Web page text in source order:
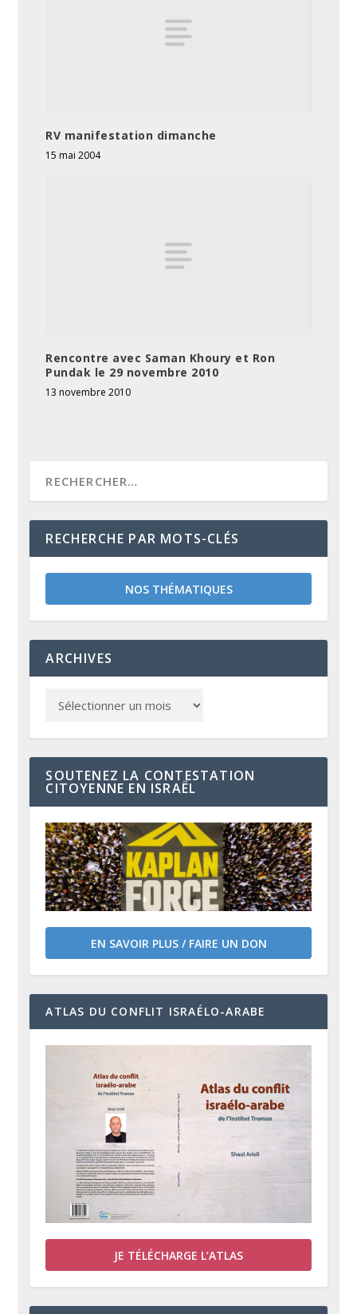
RV manifestation dimanche
15 mai 2004
Rencontre avec Saman Khoury et Ron
Pundak le 29 novembre 2010
13 novembre 2010
RECHERCHE PAR MOTS-CLÉS
NOS THÉMATIQUES
ARCHIVES
SOUTENEZ LA CONTESTATION
CITOYENNE EN ISRAËL
EN SAVOIR PLUS / FAIRE UN DON
ATLAS DU CONFLIT ISRAÉLO-ARABE
JE TÉLÉCHARGE L’ATLAS